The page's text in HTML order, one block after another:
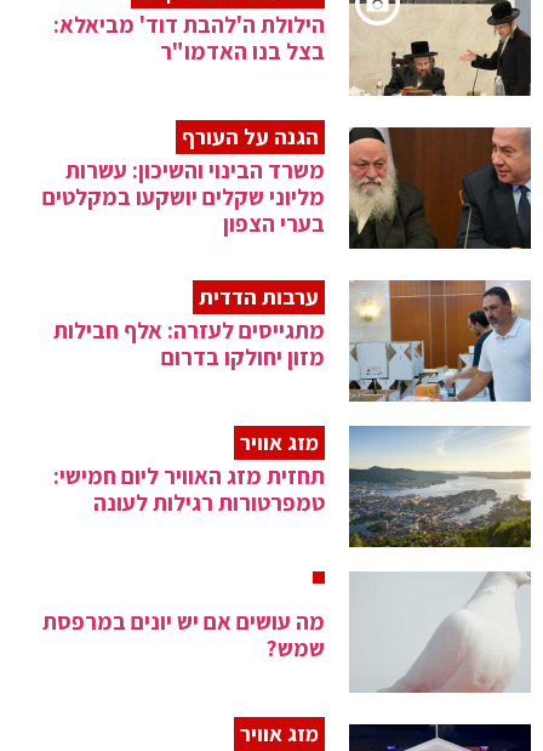
הילולת ה'להבת דוד' מביאלא:
בצל בנו האדמו"ר
הגנה על העורף
משרד הבינוי והשיכון: עשרות
מליוני שקלים יושקעו במקלטים
בערי הצפון
ערבות הדדית
מתגייסים לעזרה: אלף חבילות
מזון יחולקו בדרום
מזג אוויר
תחזית מזג האוויר ליום חמישי:
טמפרטורות רגילות לעונה
מה עושים אם יש יונים במרפסת
שמש?
מזג אוויר